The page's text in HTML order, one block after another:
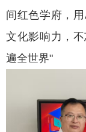
间红色学府，
文化影响力，
遍全世界"